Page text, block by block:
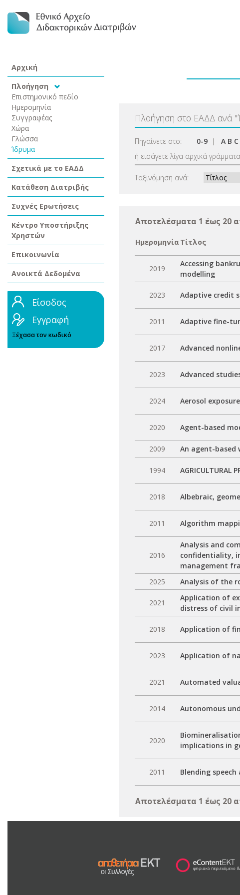
Αρχική
Πλοήγηση
Επιστημονικό πεδίο
Ημερομηνία
Συγγραφέας
Χώρα
Γλώσσα
Ίδρυμα
Σχετικά με το ΕΑΔΔ
Κατάθεση Διατριβής
Συχνές Ερωτήσεις
Κέντρο Υποστήριξης
Χρηστών
Επικοινωνία
Ανοικτά Δεδομένα
Είσοδος
Εγγραφή
Ξέχασα τον κωδικό
Πλοήγηση στο ΕΑΔΔ ανά "
Πηγαίνετε στο: 0-9 | A B C
ή εισάγετε λίγα αρχικά
Ταξινόμηση ανά:
Αποτελέσματα 1 έως 20
Ημερομηνία Τίτλος
2019
Accessing
modelling
2023 Adaptive credit
2011 Adaptive fine-
2017 Advanced
2023 Advanced
2024 Aerosol
2020 Agent-based
2009
An agent-based
1994 AGRICULTURAL
2018 Albebraic,
2011 Algorithm
2016
Analysis and
confidentiality,
management
2025 Analysis of the
2021
Application of
distress of civil
2018 Application of
2023 Application of
2021 Automated
2014 Autonomous
2020
implications in
2011 Blending
Αποτελέσματα 1 έως 20